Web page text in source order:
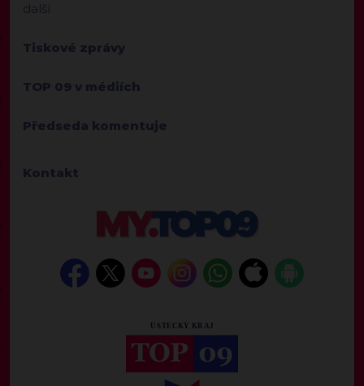
další
Tiskové zprávy
TOP 09 v médiích
Předseda komentuje
Kontakt